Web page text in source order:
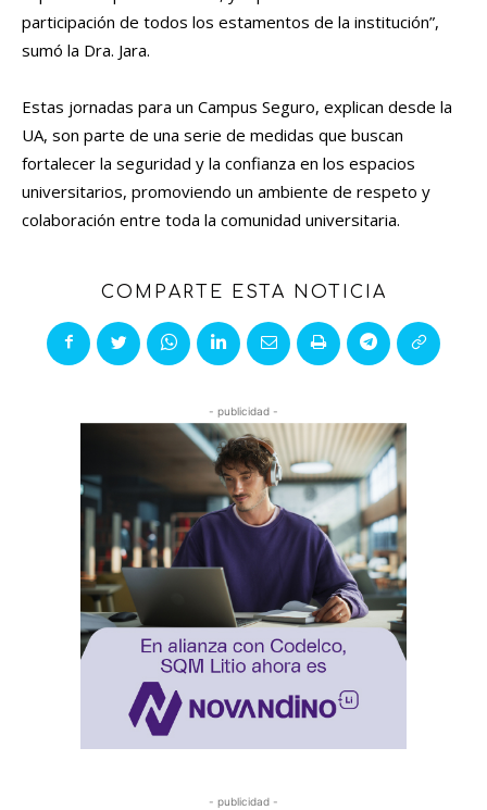
participación de todos los estamentos de la institución”,
sumó la Dra. Jara.
Estas jornadas para un Campus Seguro, explican desde la
UA, son parte de una serie de medidas que buscan
fortalecer la seguridad y la confianza en los espacios
universitarios, promoviendo un ambiente de respeto y
colaboración entre toda la comunidad universitaria.
COMPARTE ESTA NOTICIA
- publicidad -
- publicidad -